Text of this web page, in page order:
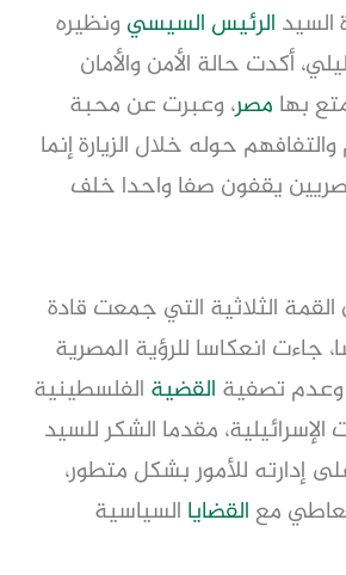
السيد الرئيس السيسي ونظيره
أكدت حالة الأمن والأمان
بها مصر، وعبرت عن محبة
حوله خلال الزيارة إنما
يقفون صفا واحدا خلف
الثلاثية التي جمعت قادة
جاءت انعكاسا للرؤية المصرية
تصفية القضية الفلسطينية
الإسرائيلية، مقدما الشكر للسيد
إدارته للأمور بشكل متطور،
معالقضايا السياسية